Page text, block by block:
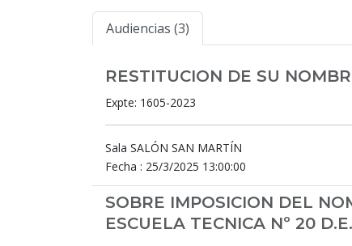
Audiencias (3)
RESTITUCION DE SU
Expte: 1605-2023
Sala SALÓN SAN MARTÍN
Fecha : 25/3/2025 13:00:00
SOBRE IMPOSICION DEL
ESCUELA TECNICA Nº 20